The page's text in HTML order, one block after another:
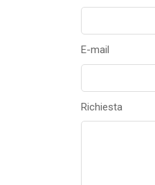
E-mail
Richiesta